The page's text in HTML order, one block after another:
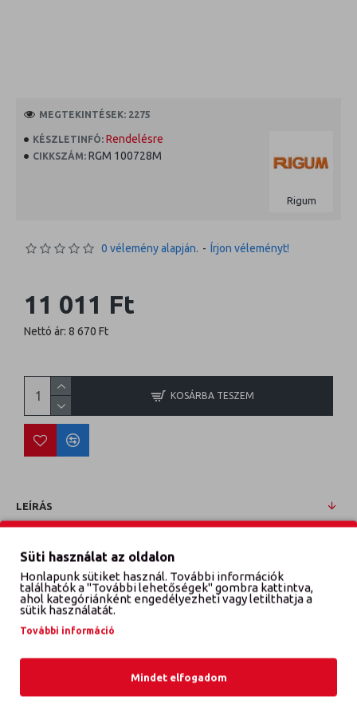
KÉSZLETINFÓ: Rendelésre
CIKKSZÁM: RGM 100728M
Rigum
MEGTEKINTÉSEK: 2275
0 vélemény alapján. - Írjon véleményt!
11 011 Ft
Nettó ár: 8 670 Ft
KOSÁRBA TESZEM
LEÍRÁS
KIA SOUL XL 09- Méretpontos csomagtértálca
VÉLEMÉNYEK
Süti használat az oldalon
Honlapunk sütiket használ. További információk
találhatók a "További lehetőségek" gombra kattintva,
ahol kategóriánként engedélyezheti vagy letilthatja a
sütik használatát.
További információ
Mindet elfogadom